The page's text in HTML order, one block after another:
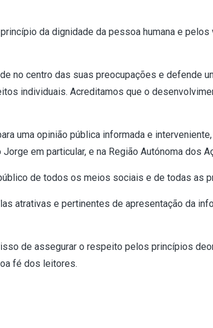
da dignidade da pessoa humana e
no centro das suas preocupações e defende
individuais. Acreditamos que o
uma opinião pública informada e
em particular, e na Região Autónoma dos
de todos os meios sociais e de todas as
atrativas e pertinentes de apresentação da
de assegurar o respeito pelos princípios
fé dos leitores.